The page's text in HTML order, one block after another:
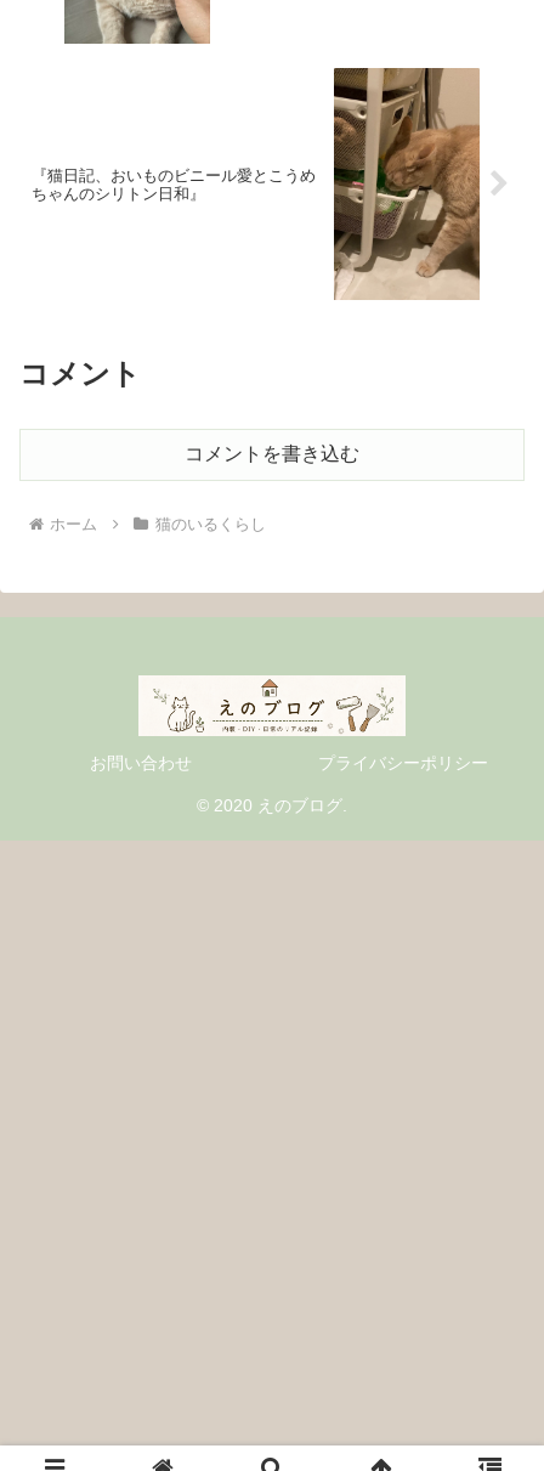
『猫日記、おいものビニール愛とこうめ
ちゃんのシリトン日和』
コメント
コメントを書き込む
ホーム 猫のいるくらし
お問い合わせ プライバシーポリシー
© 2020 えのブログ.